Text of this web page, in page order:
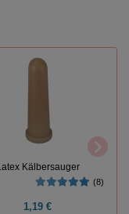
Latex Kälbersauger
(8)
1,19 €